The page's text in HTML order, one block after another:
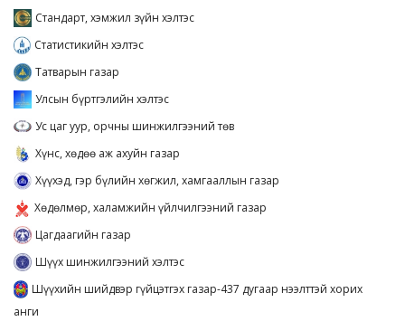
Стандарт, хэмжил зүйн хэлтэс
Статистикийн хэлтэс
Татварын газар
Улсын бүртгэлийн хэлтэс
Ус цаг уур, орчны шинжилгээний төв
Хүнс, хөдөө аж ахуйн газар
Хүүхэд, гэр бүлийн хөгжил, хамгааллын газар
Хөдөлмөр, халамжийн үйлчилгээний газар
Цагдаагийн газар
Шүүх шинжилгээний хэлтэс
Шүүхийн шийдвэр гүйцэтгэх газар-437 дугаар нээлттэй хорих
анги